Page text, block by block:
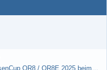
[13.06.-15.06.2025] 5ter Lauf HessenCup OR8 / OR8E 2025 beim MSC Ober-Mörlen e.V.